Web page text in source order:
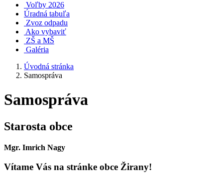
Voľby 2026
Úradná tabuľa
Zvoz odpadu
Ako vybaviť
ZŠ a MŠ
Galéria
Úvodná stránka
Samospráva
Samospráva
Starosta obce
Mgr. Imrich Nagy
Vítame Vás na stránke obce Žirany!